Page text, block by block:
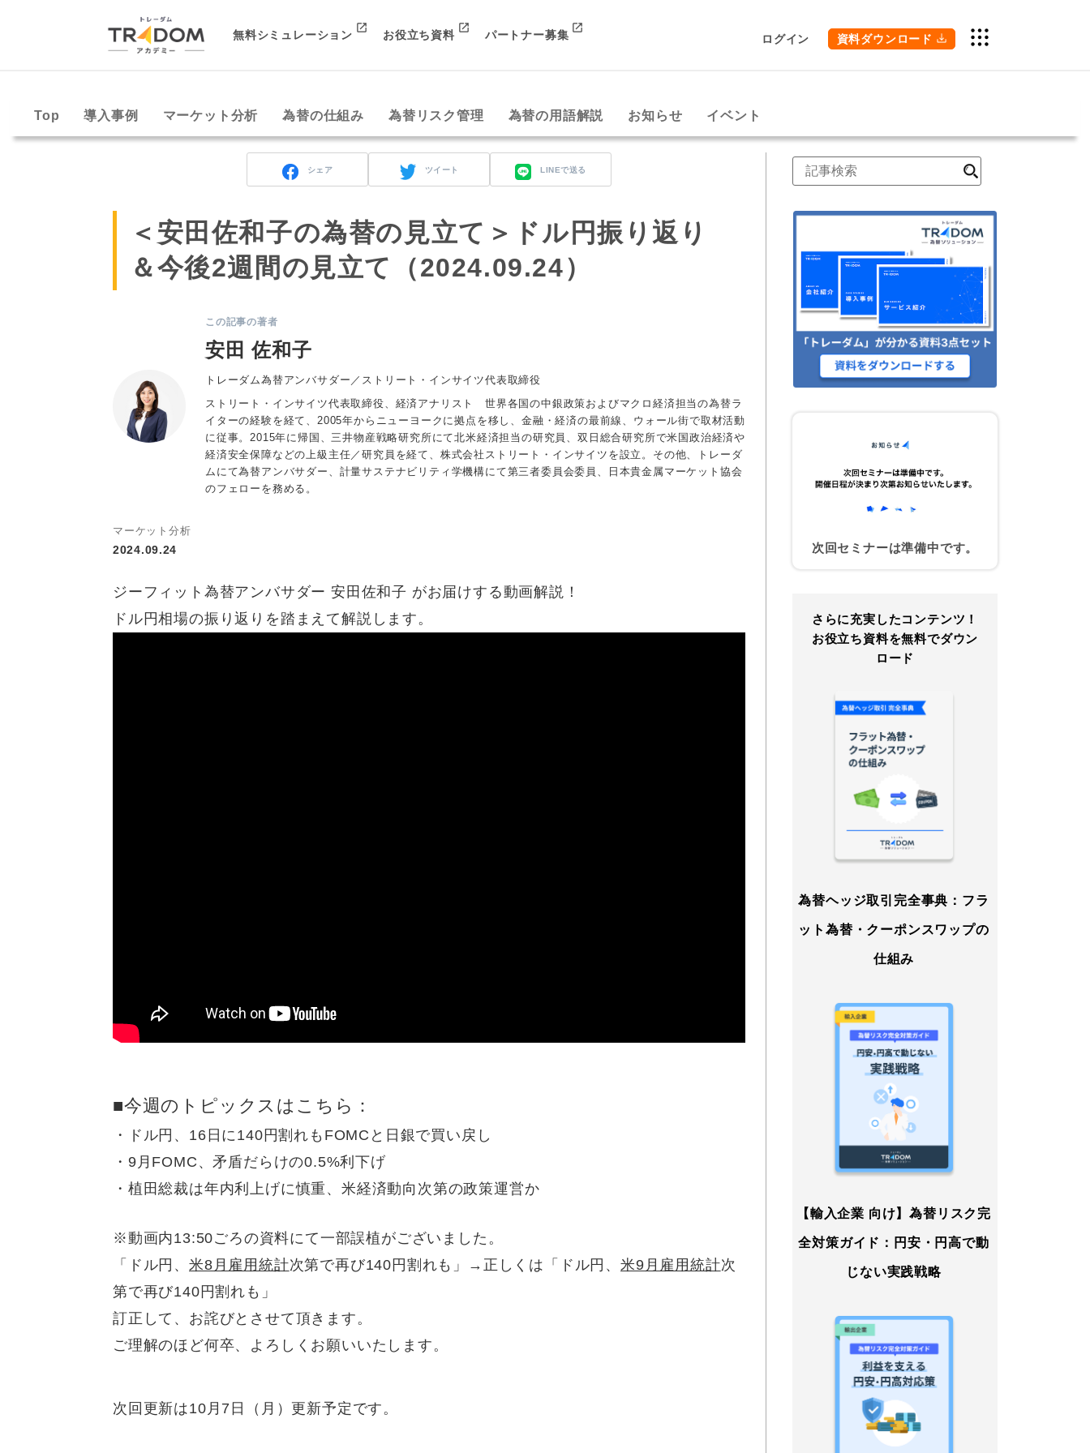
無料シミュレーション お役立ち資料 パートナー募集 ログイン 資料ダウンロード
Top 導入事例 マーケット分析 為替の仕組み 為替リスク管理 為替の用語解説 お知らせ イベント
シェア ツイート LINEで送る
＜安田佐和子の為替の見立て＞ドル円振り返り
＆今後2週間の見立て（2024.09.24）
この記事の著者
安田 佐和子
トレーダム為替アンバサダー／ストリート・インサイツ代表取締役
ストリート・インサイツ代表取締役、経済アナリスト 世界各国の中銀政策およびマクロ経済担当の為替ラ
イターの経験を経て、2005年からニューヨークに拠点を移し、金融・経済の最前線、ウォール街で取材活動
に従事。2015年に帰国、三井物産戦略研究所にて北米経済担当の研究員、双日総合研究所で米国政治経済や
経済安全保障などの上級主任／研究員を経て、株式会社ストリート・インサイツを設立。その他、トレーダ
ムにて為替アンバサダー、計量サステナビリティ学機構にて第三者委員会委員、日本貴金属マーケット協会
のフェローを務める。
マーケット分析
2024.09.24
ジーフィット為替アンバサダー 安田佐和子 がお届けする動画解説！
ドル円相場の振り返りを踏まえて解説します。
■今週のトピックスはこちら：
・ドル円、16日に140円割れもFOMCと日銀で買い戻し
・9月FOMC、矛盾だらけの0.5%利下げ
・植田総裁は年内利上げに慎重、米経済動向次第の政策運営か
※動画内13:50ごろの資料にて一部誤植がございました。
「ドル円、 米8月雇用統計次第で再び140円割れも」→正しくは「ドル円、米9月雇用統計次
第で再び140円割れも」
訂正して、お詫びとさせて頂きます。
ご理解のほど何卒、よろしくお願いいたします。
次回更新は10月7日（月）更新予定です。
索
次回セミナーは準備中です。
さらに充実したコンテンツ！
お役立ち資料を無料でダウン
ロード
為替ヘッジ取引完全事典：フラ
ット為替・クーポンスワップの
仕組み
【輸入企業 向け】為替リスク完
全対策ガイド：円安・円高で動
じない実践戦略